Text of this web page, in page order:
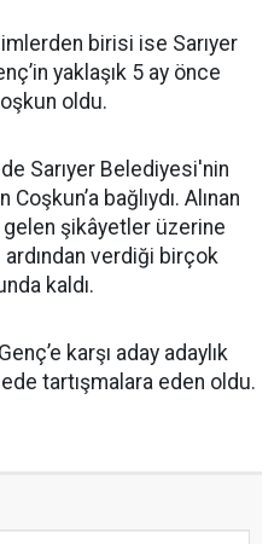
birisi ise Sarıyer
yaklaşık 5 ay önce
oldu.
Sarıyer Belediyesi'nin
bağlıydı. Alınan
şikâyetler üzerine
ardından verdiği birçok
kaldı.
karşı aday adaylık
tartışmalara eden oldu.